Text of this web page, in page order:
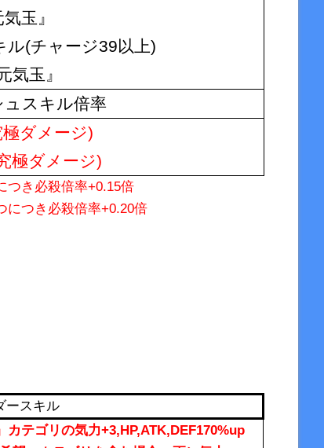
気玉』
ル(チャージ39以上)
気玉』
スキル倍率
ダメージ)
極ダメージ)
つき必殺倍率+0.15倍
につき必殺倍率+0.20倍
ースキル
カテゴリの気力+3,HP,ATK,DEF170%up